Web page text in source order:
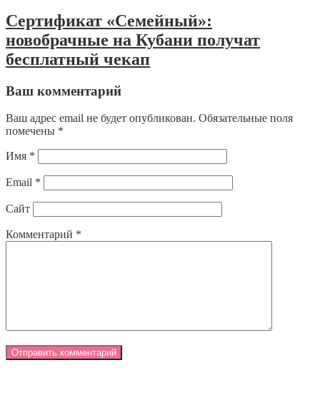
Сертификат «Семейный»:
новобрачные на Кубани получат
бесплатный чекап
Ваш комментарий
Ваш адрес email не будет опубликован. Обязательные поля
помечены *
Имя *
Email *
Сайт
Комментарий *